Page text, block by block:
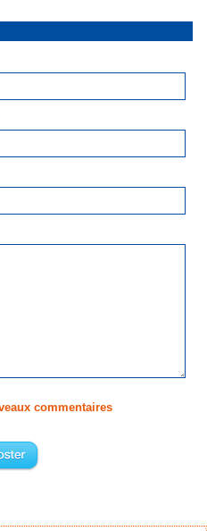
commentaires